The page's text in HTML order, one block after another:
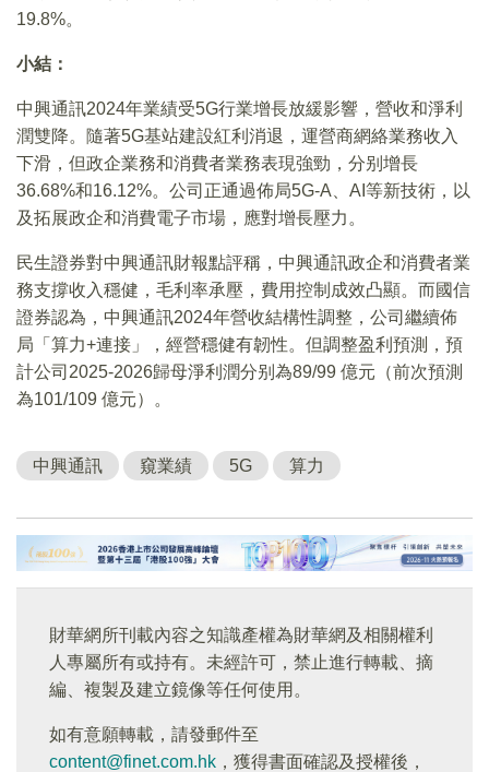
19.8%。
小結：
中興通訊2024年業績受5G行業增長放緩影響，營收和淨利
潤雙降。隨著5G基站建設紅利消退，運營商網絡業務收入
下滑，但政企業務和消費者業務表現強勁，分别增長
36.68%和16.12%。公司正通過佈局5G-A、AI等新技術，以
及拓展政企和消費電子市場，應對增長壓力。
民生證券對中興通訊財報點評稱，中興通訊政企和消費者業
務支撐收入穩健，毛利率承壓，費用控制成效凸顯。而國信
證券認為，中興通訊2024年營收結構性調整，公司繼續佈
局「算力+連接」，經營穩健有韌性。但調整盈利預測，預
計公司2025-2026歸母淨利潤分别為89/99 億元（前次預測
為101/109 億元）。
中興通訊 窺業績 5G 算力
財華網所刊載內容之知識產權為財華網及相關權利
人專屬所有或持有。未經許可，禁止進行轉載、摘
編、複製及建立鏡像等任何使用。
如有意願轉載，請發郵件至
content@finet.com.hk ，獲得書面確認及授權後，